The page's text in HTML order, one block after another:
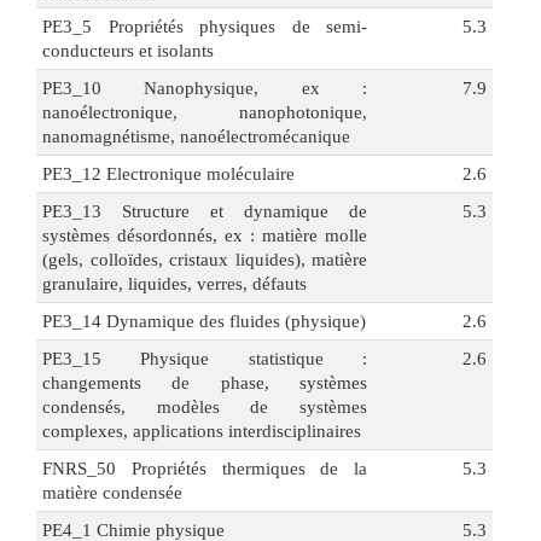
PE3_5 Propriétés physiques de semi-
conducteurs et isolants
5.3
PE3_10 Nanophysique, ex :
nanoélectronique, nanophotonique,
nanomagnétisme, nanoélectromécanique
7.9
PE3_12 Electronique moléculaire
2.6
PE3_13 Structure et dynamique de
systèmes désordonnés, ex : matière molle
(gels, colloïdes, cristaux liquides), matière
granulaire, liquides, verres, défauts
5.3
PE3_14 Dynamique des fluides (physique)
2.6
PE3_15 Physique statistique :
changements de phase, systèmes
condensés, modèles de systèmes
complexes, applications interdisciplinaires
2.6
FNRS_50 Propriétés thermiques de la
matière condensée
5.3
PE4_1 Chimie physique
5.3